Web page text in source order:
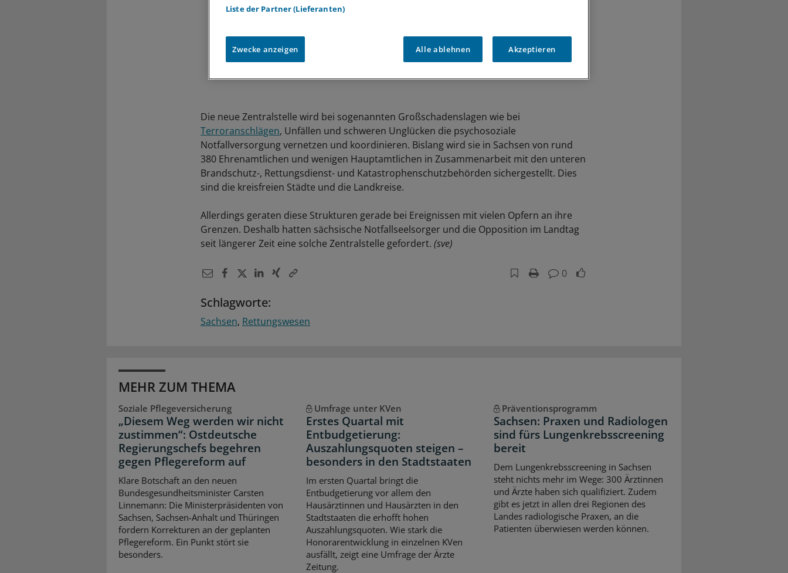
Die neue Zentralstelle wird bei sogenannten Großschadenslagen wie bei
Terroranschlägen, Unfällen und schweren Unglücken die psychosoziale
Notfallversorgung vernetzen und koordinieren. Bislang wird sie in Sachsen von rund
380 Ehrenamtlichen und wenigen Hauptamtlichen in Zusammenarbeit mit den unteren
Brandschutz-, Rettungsdienst- und Katastrophenschutzbehörden sichergestellt. Dies
sind die kreisfreien Städte und die Landkreise.
Allerdings geraten diese Strukturen gerade bei Ereignissen mit vielen Opfern an ihre
Grenzen. Deshalb hatten sächsische Notfallseelsorger und die Opposition im Landtag
seit längerer Zeit eine solche Zentralstelle gefordert. (sve)
0
Schlagworte:
Sachsen Rettungswesen
MEHR ZUM THEMA
Soziale Pflegeversicherung
„Diesem Weg werden wir nicht
zustimmen“: Ostdeutsche
Regierungschefs begehren
gegen Pflegereform auf
Klare Botschaft an den neuen
Bundesgesundheitsminister Carsten
Linnemann: Die Ministerpräsidenten von
Sachsen, Sachsen-Anhalt und Thüringen
fordern Korrekturen an der geplanten
Pflegereform. Ein Punkt stört sie
besonders.
Umfrage unter KVen
Erstes Quartal mit
Entbudgetierung:
Auszahlungsquoten steigen –
besonders in den Stadtstaaten
Im ersten Quartal bringt die
Entbudgetierung vor allem den
Hausärztinnen und Hausärzten in den
Stadtstaaten die erhofft hohen
Auszahlungsquoten. Wie stark die
Honorarentwicklung in einzelnen KVen
ausfällt, zeigt eine Umfrage der Ärzte
Zeitung.
Präventionsprogramm
Sachsen: Praxen und Radiologen
sind fürs Lungenkrebsscreening
bereit
Dem Lungenkrebsscreening in Sachsen
steht nichts mehr im Wege: 300 Ärztinnen
und Ärzte haben sich qualifiziert. Zudem
gibt es jetzt in allen drei Regionen des
Landes radiologische Praxen, an die
Patienten überwiesen werden können.
Liste der Partner (Lieferanten)
Zwecke anzeigen Alle ablehnen Akzeptieren